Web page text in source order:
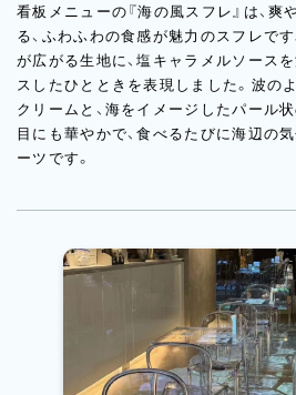
看板メニューの『海の風スフレ』は、
る、ふわふわの食感が魅力のスフレで
が広がる生地に、塩キャラメルソース
スしたひとときを表現しました。波の
クリームと、海をイメージしたパール
目にも華やかで、食べるたびに海辺の
ーツです。